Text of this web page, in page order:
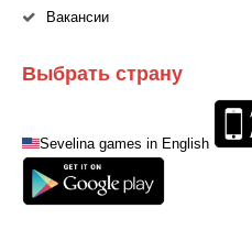
Вакансии
Выбрать страну
Sevelina games in English